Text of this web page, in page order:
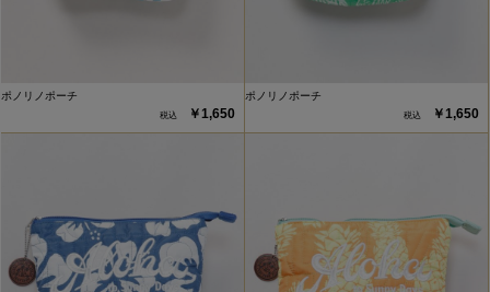
ポノリノポーチ
￥1,650
ポノリノポーチ
￥1,650